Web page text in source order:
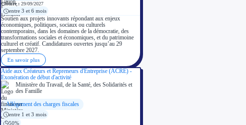
Clôture : 29/09/2027
entre 3 et 6 mois
Soutien aux projets innovants répondant aux enjeux
économiques, politiques, sociaux ou culturels
contemporains, dans les domaines de la démocratie, des
transformations sociales et économiques, et du patrimoine
culturel et créatif. Candidatures ouvertes jusqu’au 29
septembre 2027.
En savoir plus
Aide aux Créateurs et Repreneurs d'Entreprise (ACRE) -
Exonération de début d'activité
Ministère du Travail, de la Santé, des Solidarités et
des Famille
Allègement des charges fiscales
entre 1 et 3 mois
50%